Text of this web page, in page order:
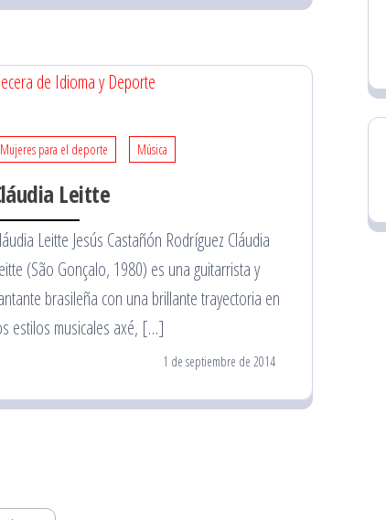
Mujeres para el deporte Música
Leitte
Leitte Jesús Castañón Rodríguez Cláudia
(São Gonçalo, 1980) es una guitarrista y
brasileña con una brillante trayectoria en
estilos musicales axé, […]
1 de septiembre de 2014